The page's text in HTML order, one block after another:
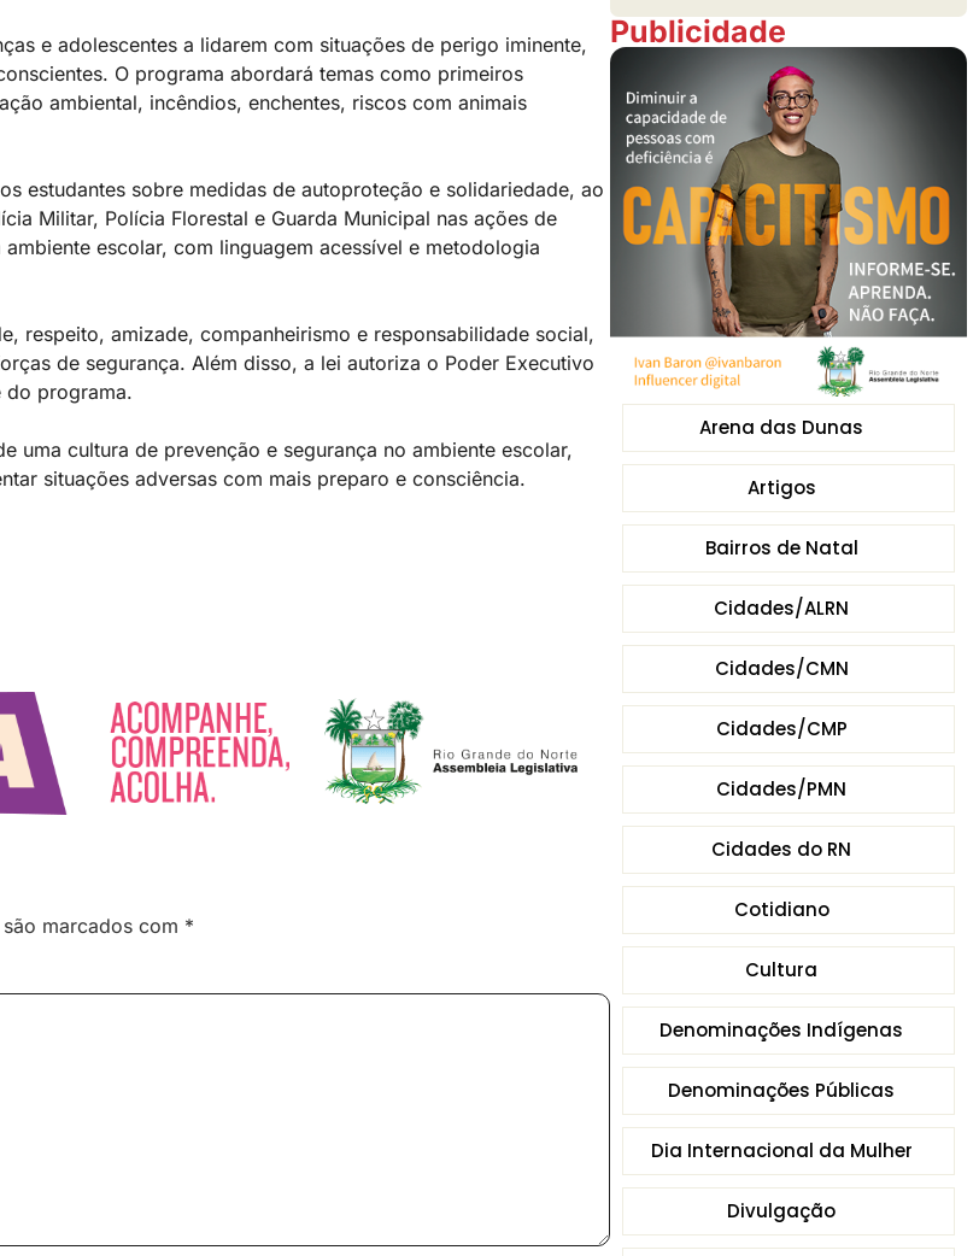
Publicidade
Arena das Dunas
Artigos
Bairros de Natal
Cidades/ALRN
Cidades/CMN
Cidades/CMP
Cidades/PMN
Cidades do RN
Cotidiano
Cultura
Denominações Indígenas
Denominações Públicas
Dia Internacional da Mulher
Divulgação
e adolescentes a lidarem com situações de perigo iminente,
O programa abordará temas como primeiros
ambiental, incêndios, enchentes, riscos com animais
estudantes sobre medidas de autoproteção e solidariedade, ao
Militar, Polícia Florestal e Guarda Municipal nas ações de
escolar, com linguagem acessível e metodologia
respeito, amizade, companheirismo e responsabilidade social,
de segurança. Além disso, a lei autoriza o Poder Executivo
do programa.
uma cultura de prevenção e segurança no ambiente escolar,
situações adversas com mais preparo e consciência.
marcados com *